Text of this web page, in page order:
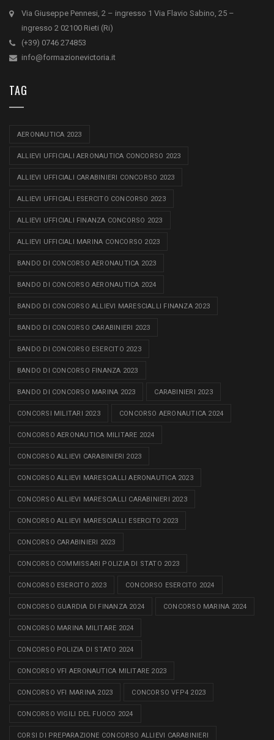
Via Giuseppe Pennesi, 2 – ingresso 1 Via Flavio Sabino, 25 –
ingresso 2 02100 Rieti (Ri)
(+39) 0746 274853
info@formazionevictoria.it
TAG
AERONAUTICA 2023
ALLIEVI UFFICIALI AERONAUTICA CONCORSO 2023
ALLIEVI UFFICIALI CARABINIERI CONCORSO 2023
ALLIEVI UFFICIALI ESERCITO CONCORSO 2023
ALLIEVI UFFICIALI FINANZA CONCORSO 2023
ALLIEVI UFFICIALI MARINA CONCORSO 2023
BANDO DI CONCORSO AERONAUTICA 2023
BANDO DI CONCORSO AERONAUTICA 2024
BANDO DI CONCORSO ALLIEVI MARESCIALLI FINANZA 2023
BANDO DI CONCORSO CARABINIERI 2023
BANDO DI CONCORSO ESERCITO 2023
BANDO DI CONCORSO FINANZA 2023
BANDO DI CONCORSO MARINA 2023 CARABINIERI 2023
CONCORSI MILITARI 2023 CONCORSO AERONAUTICA 2024
CONCORSO AERONAUTICA MILITARE 2024
CONCORSO ALLIEVI CARABINIERI 2023
CONCORSO ALLIEVI MARESCIALLI AERONAUTICA 2023
CONCORSO ALLIEVI MARESCIALLI CARABINIERI 2023
CONCORSO ALLIEVI MARESCIALLI ESERCITO 2023
CONCORSO CARABINIERI 2023
CONCORSO COMMISSARI POLIZIA DI STATO 2023
CONCORSO ESERCITO 2023 CONCORSO ESERCITO 2024
CONCORSO GUARDIA DI FINANZA 2024 CONCORSO MARINA 2024
CONCORSO MARINA MILITARE 2024
CONCORSO POLIZIA DI STATO 2024
CONCORSO VFI AERONAUTICA MILITARE 2023
CONCORSO VFI MARINA 2023 CONCORSO VFP4 2023
CONCORSO VIGILI DEL FUOCO 2024
CORSI DI PREPARAZIONE CONCORSO ALLIEVI CARABINIERI